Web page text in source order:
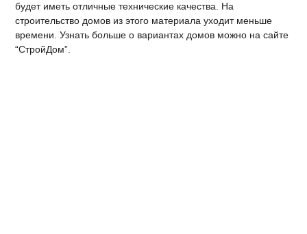
будет иметь отличные технические качества. На
строительство домов из этого материала уходит меньше
времени. Узнать больше о вариантах домов можно на сайте
“СтройДом”.